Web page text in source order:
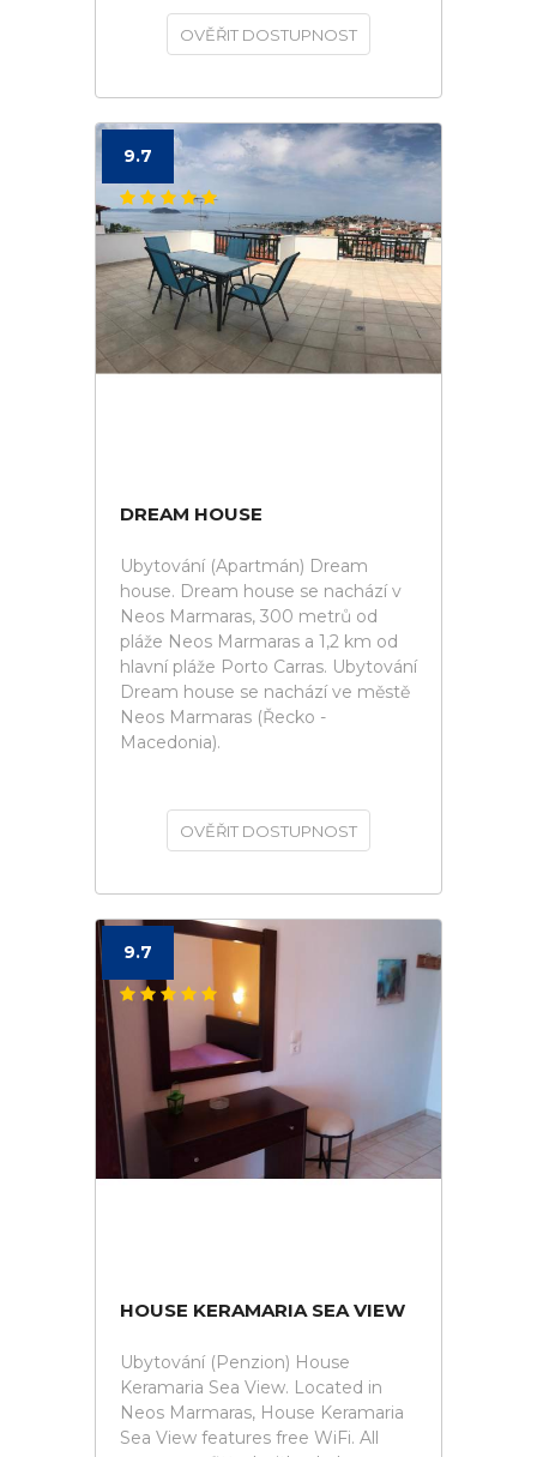
OVĚŘIT DOSTUPNOST
9.7
DREAM HOUSE
Ubytování (Apartmán) Dream
house. Dream house se nachází v
Neos Marmaras, 300 metrů od
pláže Neos Marmaras a 1,2 km od
hlavní pláže Porto Carras. Ubytování
Dream house se nachází ve městě
Neos Marmaras (Řecko -
Macedonia).
OVĚŘIT DOSTUPNOST
9.7
HOUSE KERAMARIA SEA VIEW
Ubytování (Penzion) House
Keramaria Sea View. Located in
Neos Marmaras, House Keramaria
Sea View features free WiFi. All